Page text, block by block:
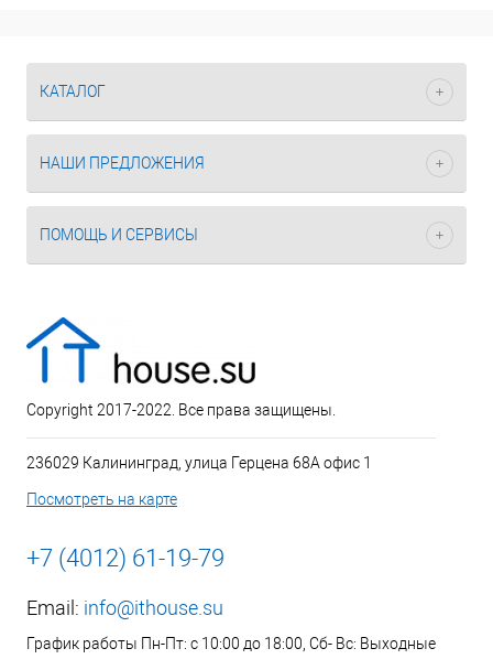
КАТАЛОГ
НАШИ ПРЕДЛОЖЕНИЯ
ПОМОЩЬ И СЕРВИСЫ
Copyright 2017-2022. Все права защищены.
236029 Калининград, улица Герцена 68А офис 1
Посмотреть на карте
+7 (4012) 61-19-79
Email: info@ithouse.su
График работы Пн-Пт: с 10:00 до 18:00, Сб- Вс: Выходные